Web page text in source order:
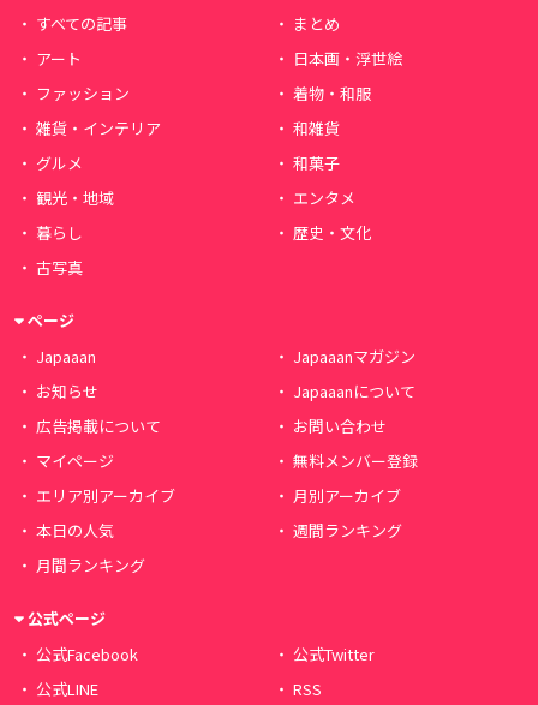
すべての記事
まとめ
アート
日本画・浮世絵
ファッション
着物・和服
雑貨・インテリア
和雑貨
グルメ
和菓子
観光・地域
エンタメ
暮らし
歴史・文化
古写真
ページ
Japaaan
Japaaanマガジン
お知らせ
Japaaanについて
広告掲載について
お問い合わせ
マイページ
無料メンバー登録
エリア別アーカイブ
月別アーカイブ
本日の人気
週間ランキング
月間ランキング
公式ページ
公式Facebook
公式Twitter
公式LINE
RSS